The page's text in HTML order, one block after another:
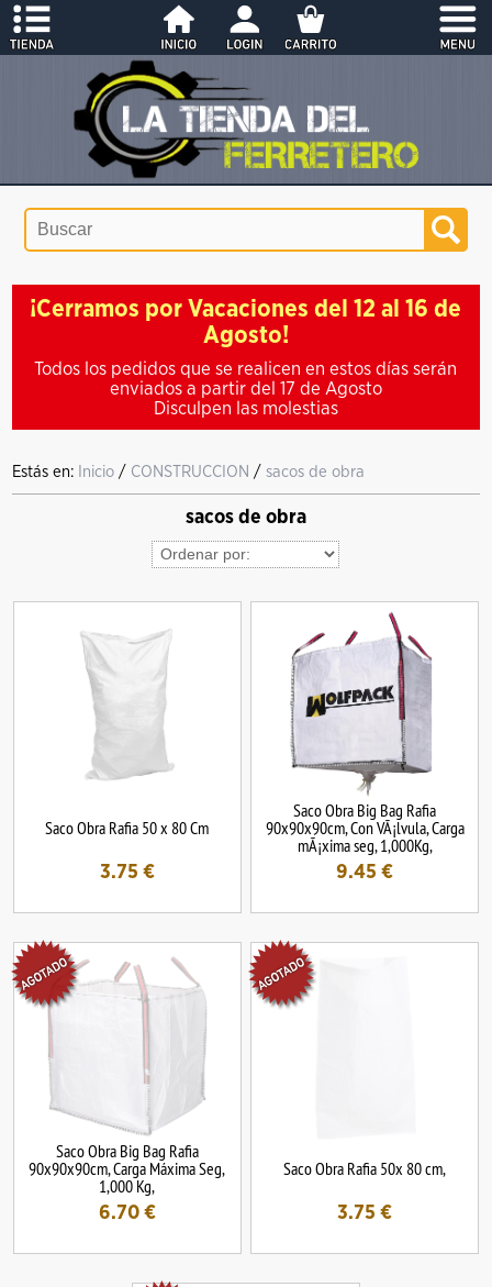
¡Cerramos por Vacaciones del 12 al 16 de
Agosto!
Todos los pedidos que se realicen en estos días serán
enviados a partir del 17 de Agosto
Disculpen las molestias
Estás en: Inicio / CONSTRUCCION /sacos de obra
sacos de obra
Saco Obra Rafia 50 x 80 Cm
3.75 €
Saco Obra Big Bag Rafia
90x90x90cm, Con VÃ¡lvula, Carga
mÃ¡xima seg, 1,000Kg,
9.45 €
Saco Obra Big Bag Rafia
90x90x90cm, Carga Máxima Seg,
1,000 Kg,
6.70€
Saco Obra Rafia 50x 80 cm,
3.75 €